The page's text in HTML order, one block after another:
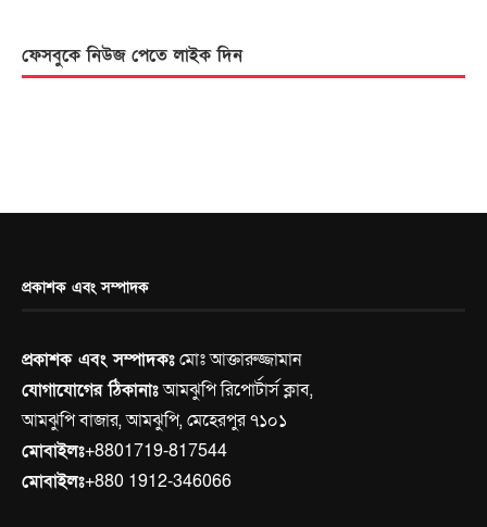
ফেসবুকে নিউজ পেতে লাইক দিন
প্রকাশক এবং সম্পাদক
প্রকাশক এবং সম্পাদকঃমোঃ আক্তারুজ্জামান
যোগাযোগের ঠিকানাঃআমঝুপি রিপোর্টার্স ক্লাব,
আমঝুপি বাজার, আমঝুপি, মেহেরপুর ৭১০১
মোবাইলঃ+8801719-817544
মোবাইলঃ+880 1912-346066